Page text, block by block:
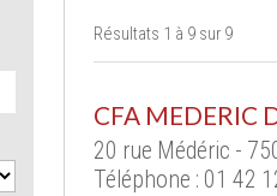
Résultats 1 à 9 sur 9
CFA MEDERIC
20 rue Médéric -
Téléphone : 01 42